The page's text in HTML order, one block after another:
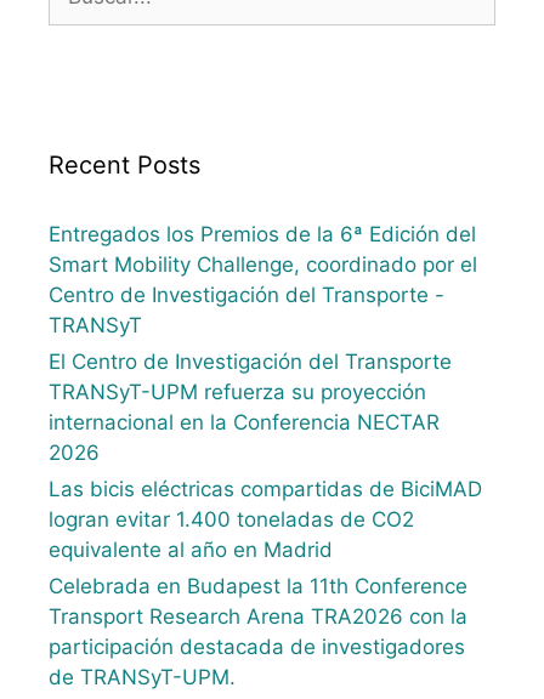
Recent Posts
Entregados los Premios de la 6ª Edición del
Smart Mobility Challenge, coordinado por el
Centro de Investigación del Transporte -
TRANSyT
El Centro de Investigación del Transporte
TRANSyT-UPM refuerza su proyección
internacional en la Conferencia NECTAR
2026
Las bicis eléctricas compartidas de BiciMAD
logran evitar 1.400 toneladas de CO2
equivalente al año en Madrid
Celebrada en Budapest la 11th Conference
Transport Research Arena TRA2026 con la
participación destacada de investigadores
de TRANSyT-UPM.